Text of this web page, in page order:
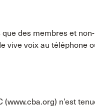
des membres et
vive voix au téléphone
(www.cba.org) n’est